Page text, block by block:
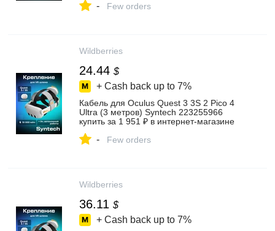
- Few orders
Wildberries
24.44 $
+ Cash back up to 7%
Кабель для Oculus Quest 3 3S 2 Pico 4
Ultra (3 метров) Syntech 223255966
купить за 1 951 ₽ в интернет‑магазине
- Few orders
Wildberries
36.11 $
+ Cash back up to 7%